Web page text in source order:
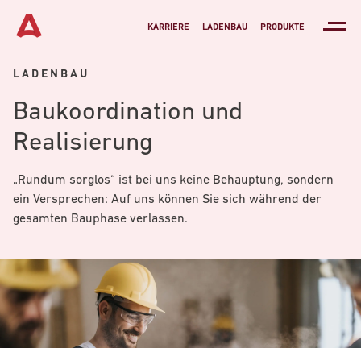
KARRIERE LADENBAU PRODUKTE
LADENBAU
Baukoordination und
Realisierung
„Rundum sorglos“ ist bei uns keine Behauptung, sondern
ein Versprechen: Auf uns können Sie sich während der
gesamten Bauphase verlassen.